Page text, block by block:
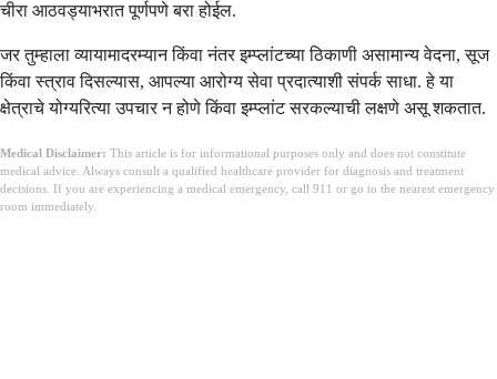
चीरा आठवड्याभरात पूर्णपणे बरा होईल.
जर तुम्हाला व्यायामादरम्यान किंवा नंतर इम्प्लांटच्या ठिकाणी असामान्य वेदना, सूज
किंवा स्त्राव दिसल्यास, आपल्या आरोग्य सेवा प्रदात्याशी संपर्क साधा. हे या
क्षेत्राचे योग्यरित्या उपचार न होणे किंवा इम्प्लांट सरकल्याची लक्षणे असू शकतात.
Medical Disclaimer: This article is for informational purposes only and does not constitute
medical advice. Always consult a qualified healthcare provider for diagnosis and treatment
decisions. If you are experiencing a medical emergency, call 911 or go to the nearest emergency
room immediately.